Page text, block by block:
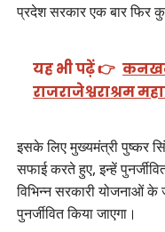
प्रदेश सरकार एक बार फिर
यह भी पढ़ें 👉 कनखल
राजराजेश्वराश्रम
इसके लिए मुख्यमंत्री पुष्कर
सफाई करते हुए, इन्हें
विभिन्न सरकारी योजनाओं
पुनर्जीवित किया जाएगा।